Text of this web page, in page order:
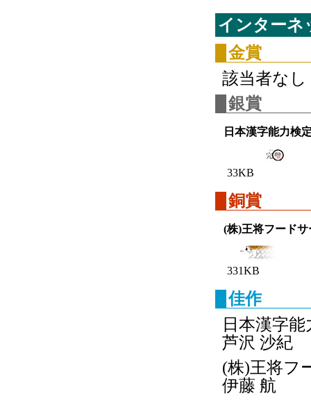
インターネ
金賞
該当者なし
銀賞
日本漢字能力検
33KB
銅賞
(株)王将フードサ
331KB
佳作
日本漢字
芦沢 沙紀
(株)王将フ
伊藤 航